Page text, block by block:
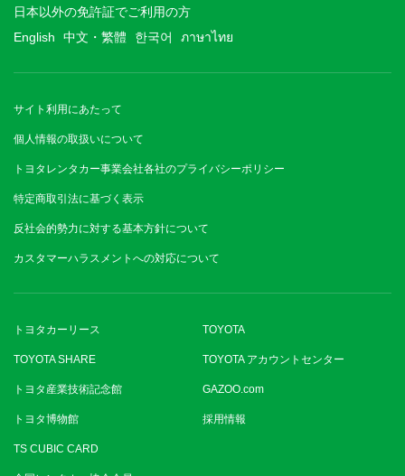
日本以外の免許証でご利用の方
English
中文・繁體 한국어 ภาษาไทย
サイト利用にあたって
個人情報の取扱いについて
トヨタレンタカー事業会社各社のプライバシーポリシー
特定商取引法に基づく表示
反社会的勢力に対する基本方針について
カスタマーハラスメントへの対応について
トヨタカーリース TOYOTA
TOYOTA SHARE TOYOTA アカウントセンター
トヨタ産業技術記念館 GAZOO.com
トヨタ博物館 採用情報
TS CUBIC CARD